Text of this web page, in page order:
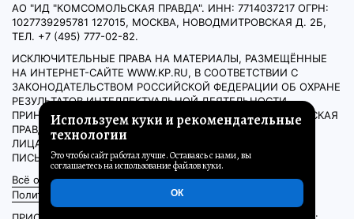
АО "ИД "КОМСОМОЛЬСКАЯ ПРАВДА". ИНН: 7714037217 ОГРН:
1027739295781 127015, МОСКВА, НОВОДМИТРОВСКАЯ Д. 2Б,
ТЕЛ. +7 (495) 777-02-82.
ИСКЛЮЧИТЕЛЬНЫЕ ПРАВА НА МАТЕРИАЛЫ, РАЗМЕЩЁННЫЕ
НА ИНТЕРНЕТ-САЙТЕ WWW.KP.RU, В СООТВЕТСТВИИ С
ЗАКОНОДАТЕЛЬСТВОМ РОССИЙСКОЙ ФЕДЕРАЦИИ ОБ ОХРАНЕ
РЕЗУЛЬТАТОВ ИНТЕЛЛЕКТУАЛЬНОЙ ДЕЯТЕЛЬНОСТИ
ПРИНАДЛЕЖАТ АО «ИЗДАТЕЛЬСКИЙ ДОМ «КОМСОМОЛЬСКАЯ
ПРАВДА», И НЕ ПОДЛЕЖАТ ИСПОЛЬЗОВАНИЮ ДРУГИМИ
ЛИЦАМИ В КАКОЙ БЫ ТО НИ БЫЛО ФОРМЕ БЕЗ
ПИСЬМЕННОГО РАЗРЕШЕНИЯ ПРАВООБЛАДАТЕЛЯ.
Всё о КП
Пользовательское соглашение
Политика обработки персональных данных
Используем куки и рекомендательные
технологии
Это чтобы сайт работал лучше. Оставаясь с нами, вы
соглашаетесь на использование файлов куки.
ОК